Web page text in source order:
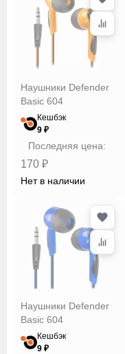
Наушники Defender
Basic 604
Кешбэк
9 ₽
Последняя цена:
170 ₽
Нет в наличии
Наушники Defender
Basic 604
Кешбэк
9 ₽